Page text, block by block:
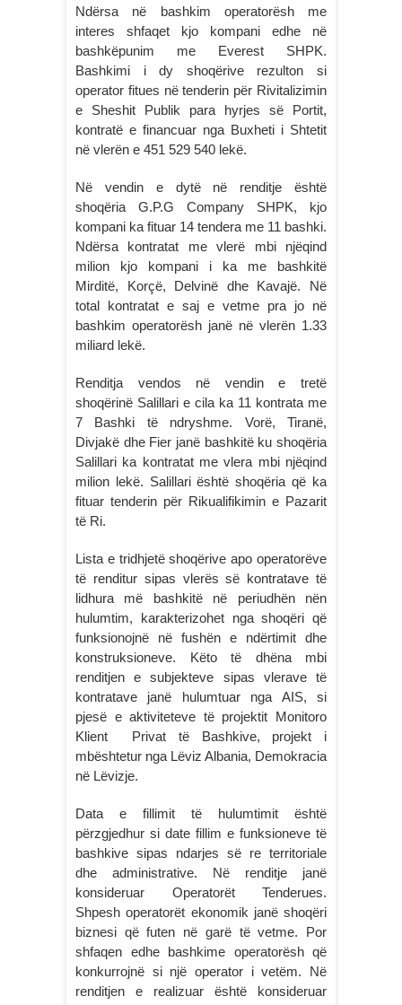
Ndërsa në bashkim operatorësh me
interes shfaqet kjo kompani edhe në
bashkëpunim me Everest SHPK.
Bashkimi i dy shoqërive rezulton si
operator fitues në tenderin për Rivitalizimin
e Sheshit Publik para hyrjes së Portit,
kontratë e financuar nga Buxheti i Shtetit
në vlerën e 451 529 540 lekë.
Në vendin e dytë në renditje është
shoqëria G.P.G Company SHPK, kjo
kompani ka fituar 14 tendera me 11 bashki.
Ndërsa kontratat me vlerë mbi njëqind
milion kjo kompani i ka me bashkitë
Mirditë, Korçë, Delvinë dhe Kavajë. Në
total kontratat e saj e vetme pra jo në
bashkim operatorësh janë në vlerën 1.33
miliard lekë.
Renditja vendos në vendin e tretë
shoqërinë Salillari e cila ka 11 kontrata me
7 Bashki të ndryshme. Vorë, Tiranë,
Divjakë dhe Fier janë bashkitë ku shoqëria
Salillari ka kontratat me vlera mbi njëqind
milion lekë. Salillari është shoqëria që ka
fituar tenderin për Rikualifikimin e Pazarit
të Ri.
Lista e tridhjetë shoqërive apo operatorëve
të renditur sipas vlerës së kontratave të
lidhura më bashkitë në periudhën nën
hulumtim, karakterizohet nga shoqëri që
funksionojnë në fushën e ndërtimit dhe
konstruksioneve. Këto të dhëna mbi
renditjen e subjekteve sipas vlerave të
kontratave janë hulumtuar nga AIS, si
pjesë e aktiviteteve të projektit Monitoro
Klient Privat të Bashkive, projekt i
mbështetur nga Lëviz Albania, Demokracia
në Lëvizje.
Data e fillimit të hulumtimit është
përzgjedhur si date fillim e funksioneve të
bashkive sipas ndarjes së re territoriale
dhe administrative. Në renditje janë
konsideruar Operatorët Tenderues.
Shpesh operatorët ekonomik janë shoqëri
biznesi që futen në garë të vetme. Por
shfaqen edhe bashkime operatorësh që
konkurrojnë si një operator i vetëm. Në
renditjen e realizuar është konsideruar